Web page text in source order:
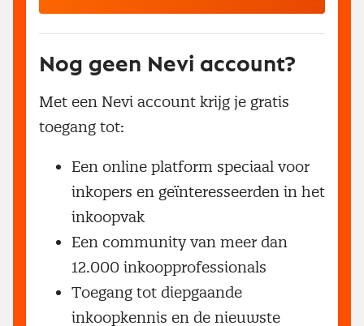
Nog geen Nevi account?
Met een Nevi account krijg je gratis
toegang tot:
Een online platform speciaal voor
inkopers en geïnteresseerden in het
inkoopvak
Een community van meer dan
12.000 inkoopprofessionals
Toegang tot diepgaande
inkoopkennis en de nieuwste